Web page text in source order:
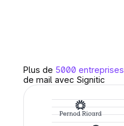
Plus de 5000 entreprises
de mail avec Signitic